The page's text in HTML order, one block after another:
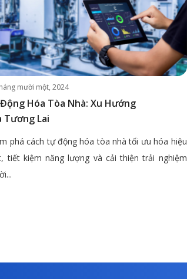
mười một, 2024
Hóa Tòa Nhà: Xu Hướng
Tương Lai
phá cách tự động hóa tòa nhà tối ưu hóa hiệu
tiết kiệm năng lượng và cải thiện trải nghiệm